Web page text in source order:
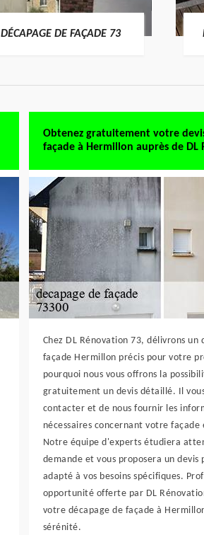
DÉCAPAGE DE FAÇADE 73
Obtenez gratuitement votre
façade à Hermillon auprès de DL
Chez DL Rénovation 73, délivrons un
façade Hermillon précis pour votre
pourquoi nous vous offrons la
gratuitement un devis détaillé. Il
contacter et de nous fournir les
nécessaires concernant votre
Notre équipe d'experts étudiera
demande et vous proposera un devis
adapté à vos besoins spécifiques.
opportunité offerte par DL
votre décapage de façade à
sérénité.